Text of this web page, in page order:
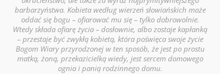
barbarzyństwa. Kobieta według wierzeń słowiańskich może
oddać się bogu – ofiarować mu się – tylko dobrowolnie.
Wtedy składa ofiarę życia – dosłownie, albo zostaje kapłanką
– przestaje być zwykłą kobietą, która poświęca swoje życie
Bogom Wiary przyrodzonej w ten sposób, że jest po prostu
matką, żoną, przekazicielką wiedy, jest sercem domowego
ognia i panią rodzinnego domu.